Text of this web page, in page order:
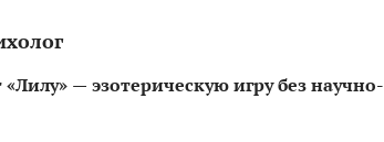
— эзотерическую игру без научно-